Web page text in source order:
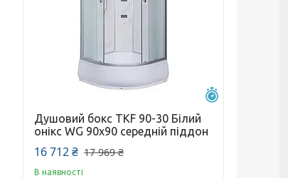
Душовий бокс TKF 90-30 Білий
онікс WG 90х90 середній піддон
16 712 ₴ 17 969 ₴
В наявності